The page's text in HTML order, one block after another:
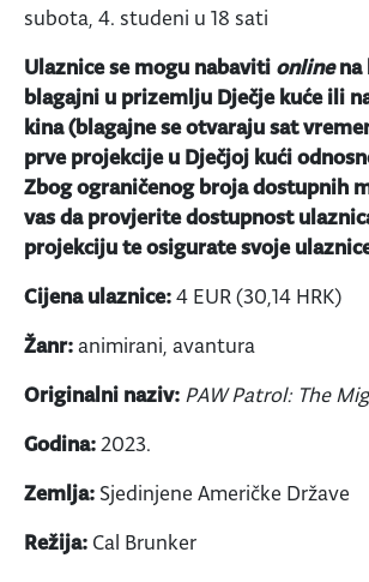
subota, 4. studeni u 18 sati
Ulaznice se mogu nabaviti onlinena
blagajni u prizemlju Dječje kuće ili
kina (blagajne se otvaraju sat
prve projekcije u Dječjoj kući
Zbog ograničenog broja dostupnih
vas da provjerite dostupnost
projekciju te osigurate svoje
Cijena ulaznice:4 EUR (30,14 HRK)
Žanr:animirani, avantura
Originalni naziv: PAW Patrol: The
Godina:2023.
Zemlja: Sjedinjene Američke Države
Režija: Cal Brunker